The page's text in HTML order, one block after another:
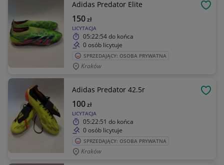
Adidas Predator Elite
LICYTACJA
150zł
05:22:54do końca
0 osób licytuje
SPRZEDAJĄCY: OSOBA PRYWATNA
Kraków
Adidas Predator 42.5r
LICYTACJA
100zł
05:22:51 do końca
0 osób licytuje
SPRZEDAJĄCY: OSOBA PRYWATNA
Kraków